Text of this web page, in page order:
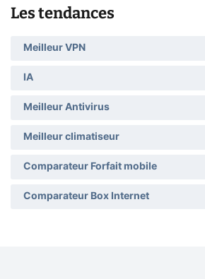
Les tendances
Meilleur VPN
IA
Meilleur Antivirus
Meilleur climatiseur
Comparateur Forfait mobile
Comparateur Box Internet